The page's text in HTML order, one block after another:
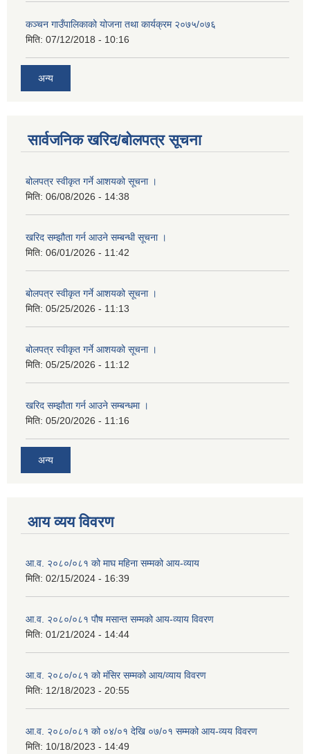
कञ्चन गाउँपालिकाको योजना तथा कार्यक्रम २०७५/०७६
मिति: 07/12/2018 - 10:16
अन्य
सार्वजनिक खरिद/बोलपत्र सूचना
बोलपत्र स्वीकृत गर्ने आशयको सूचना ।
मिति: 06/08/2026 - 14:38
खरिद सम्झौता गर्न आउने सम्बन्धी सूचना ।
मिति: 06/01/2026 - 11:42
बोलपत्र स्वीकृत गर्ने आशयको सूचना ।
मिति: 05/25/2026 - 11:13
बोलपत्र स्वीकृत गर्ने आशयको सूचना ।
मिति: 05/25/2026 - 11:12
खरिद सम्झौता गर्न आउने सम्बन्धमा ।
मिति: 05/20/2026 - 11:16
अन्य
आय व्यय विवरण
आ.व. २०८०/०८१ को माघ महिना सम्मको आय-व्याय
मिति: 02/15/2024 - 16:39
आ.व. २०८०/०८१ पौष मसान्त सम्मको आय-व्याय विवरण
मिति: 01/21/2024 - 14:44
आ.व. २०८०/०८१ को मंसिर सम्मको आय/व्याय विवरण
मिति: 12/18/2023 - 20:55
आ.व. २०८०/०८१ को ०४/०१ देखि ०७/०१ सम्मको आय-व्यय विवरण
मिति: 10/18/2023 - 14:49